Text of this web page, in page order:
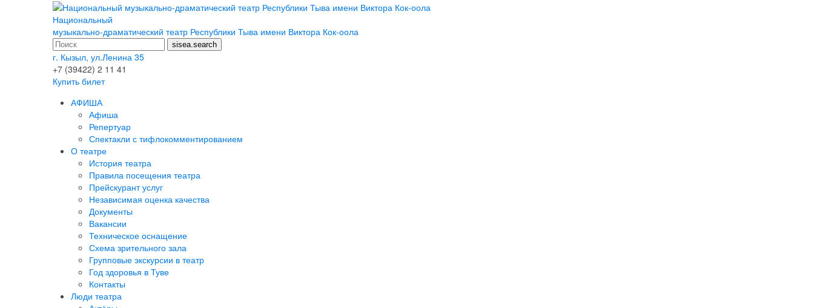
Национальный
музыкально-драматический театр Республики Тыва имени Виктора Кок-оола
г. Кызыл, ул.Ленина 35
+7 (39422) 2 11 41
Купить билет
АФИША
Афиша
Репертуар
Спектакли с тифлокомментированием
О театре
История театра
Правила посещения театра
Прейскурант услуг
Независимая оценка качества
Документы
Вакансии
Техническое оснащение
Схема зрительного зала
Групповые экскурсии в театр
Год здоровья в Туве
Контакты
Люди театра